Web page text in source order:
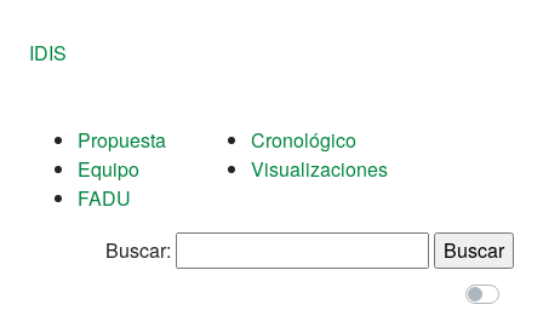
IDIS
Propuesta
Equipo
FADU
Cronológico
Visualizaciones
Buscar: